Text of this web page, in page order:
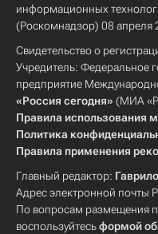
информационных
(Роскомнадзор) 08 апреля
Свидетельство о
Учредитель: Федеральное
предприятие
«Россия сегодня» (МИА
Правила использования
Политика
Правила применения
Главный редактор:
Адрес электронной почты
По вопросам размещения
воспользуйтесьформой